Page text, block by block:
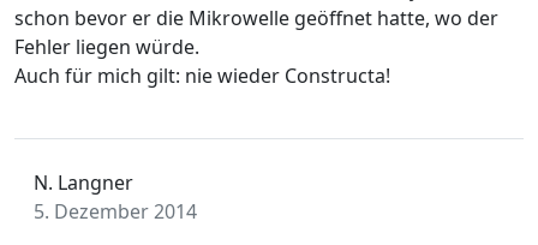
schon bevor er die Mikrowelle geöffnet hatte, wo der
Fehler liegen würde.
Auch für mich gilt: nie wieder Constructa!
N. Langner
5. Dezember 2014